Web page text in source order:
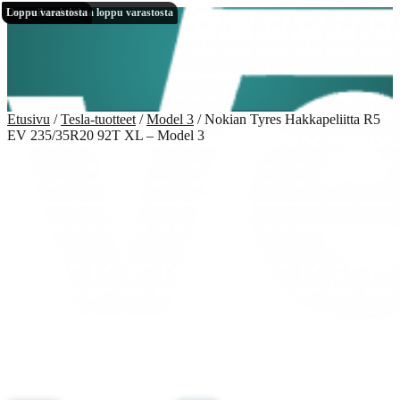
Siirry
Siirry
Etusivu /Tesla-tuotteet /Model 3 /Nokian Tyres Hakkapeliitta R5
EV 235/35R20 92T XL – Model 3
Osa vaihtoehdoista loppu varastosta
Loppu varastosta